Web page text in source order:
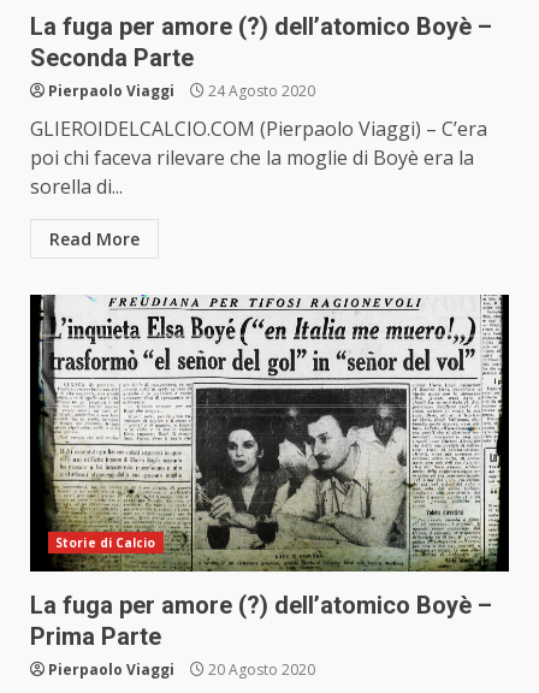
La fuga per amore (?) dell’atomico Boyè –
Seconda Parte
Pierpaolo Viaggi 24 Agosto 2020
GLIEROIDELCALCIO.COM (Pierpaolo Viaggi) – C’era
poi chi faceva rilevare che la moglie di Boyè era la
sorella di...
Read More
Storie di Calcio
La fuga per amore (?) dell’atomico Boyè –
Prima Parte
Pierpaolo Viaggi 20 Agosto 2020